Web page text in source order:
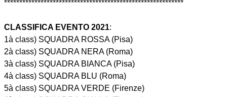
***********************************************************
CLASSIFICA EVENTO 2021:
1à class) SQUADRA ROSSA (Pisa)
2à class) SQUADRA NERA (Roma)
3à class) SQUADRA BIANCA (Pisa)
4à class) SQUADRA BLU (Roma)
5à class) SQUADRA VERDE (Firenze)